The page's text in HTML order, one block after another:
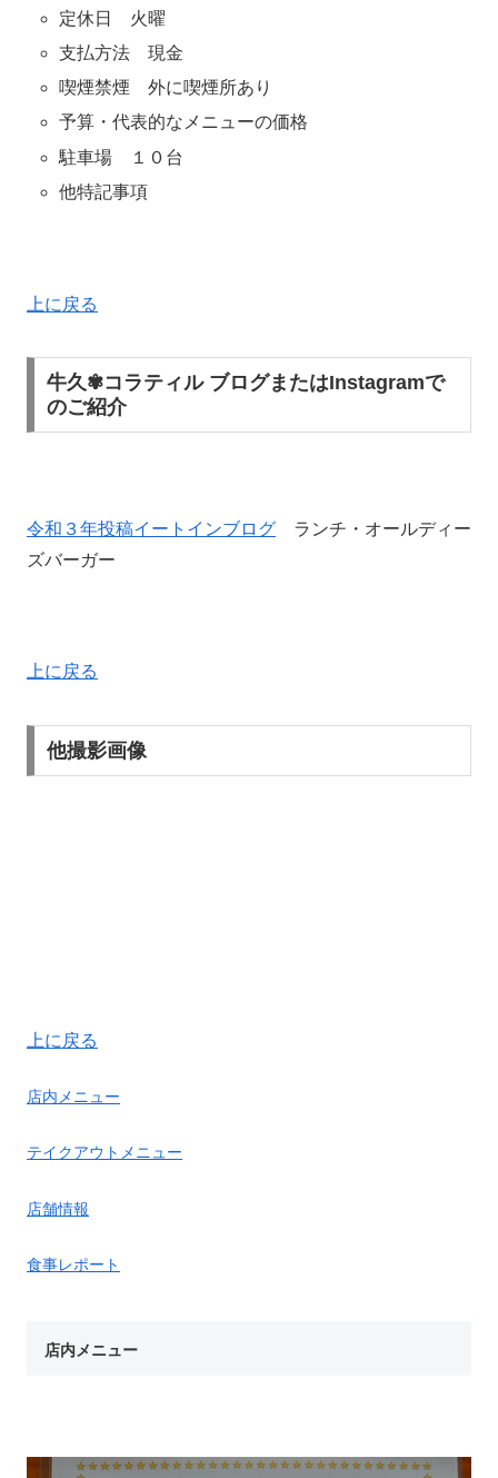
定休日 火曜
支払方法 現金
喫煙禁煙 外に喫煙所あり
予算・代表的なメニューの価格
駐車場 １０台
他特記事項
上に戻る
牛久✾コラティル ブログまたはInstagramで
のご紹介
令和３年投稿イートインブログ ランチ・オールディー
ズバーガー
上に戻る
他撮影画像
上に戻る
店内メニュー
テイクアウトメニュー
店舗情報
食事レポート
店内メニュー